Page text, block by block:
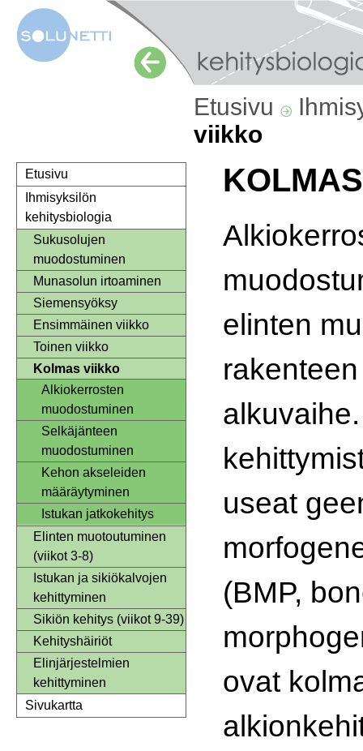
Etusivu
viikko
Etusivu
Ihmisyksilön
kehitysbiologia
Sukusolujen
muodostuminen
Munasolun irtoaminen
Siemensyöksy
Ensimmäinen viikko
Toinen viikko
Kolmas viikko
Alkiokerrosten
muodostuminen
Selkäjänteen
muodostuminen
Kehon akseleiden
määräytyminen
Istukan jatkokehitys
Elinten muotoutuminen
(viikot 3-8)
Istukan ja sikiökalvojen
kehittyminen
Sikiön kehitys (viikot 9-39)
Kehityshäiriöt
Elinjärjestelmien
kehittyminen
Sivukartta
elinten
useat
(BMP,
ovat